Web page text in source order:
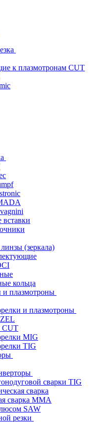
к плазмотронам CUT
вставки
(зеркала)
кольца
и плазмотроны
и плазмотроны
CUT
MIG
TIG
сварки TIG
сварка
сварка MMA
SAW
резки